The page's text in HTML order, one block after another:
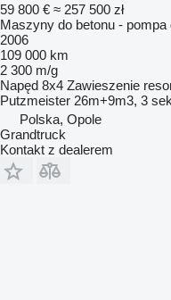
59 800 € ≈ 257 500 zł
Maszyny do betonu - pompa
2006
109 000 km
2 300 m/g
Napęd 8x4 Zawieszenie
Putzmeister 26m+9m3, 3
Polska, Opole
Grandtruck
Kontakt z dealerem